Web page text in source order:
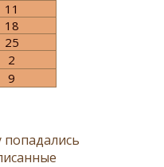
11
18
25
2
9
попадались